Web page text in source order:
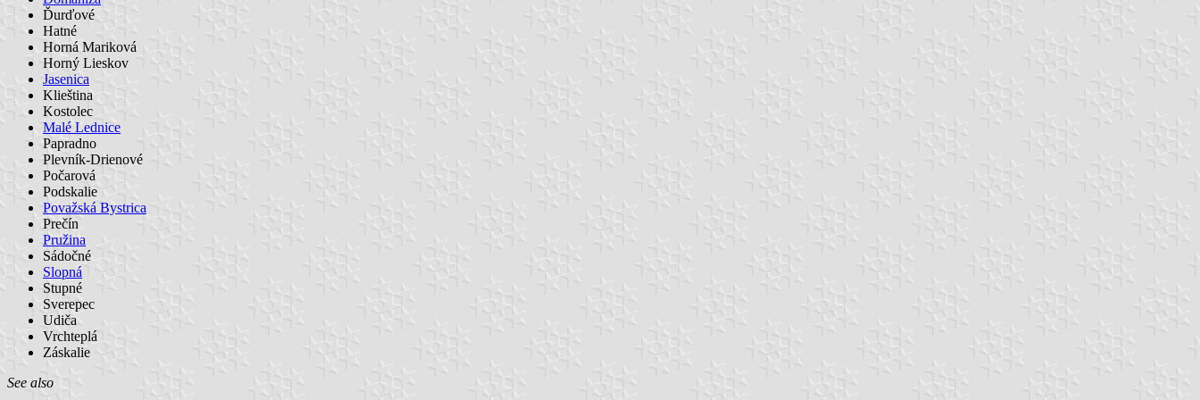
Ďurďové
Hatné
Horná Mariková
Horný Lieskov
Jasenica
Klieština
Kostolec
Malé Lednice
Papradno
Plevník-Drienové
Počarová
Podskalie
Považská Bystrica
Prečín
Pružina
Sádočné
Slopná
Stupné
Sverepec
Udiča
Vrchteplá
Záskalie
See also